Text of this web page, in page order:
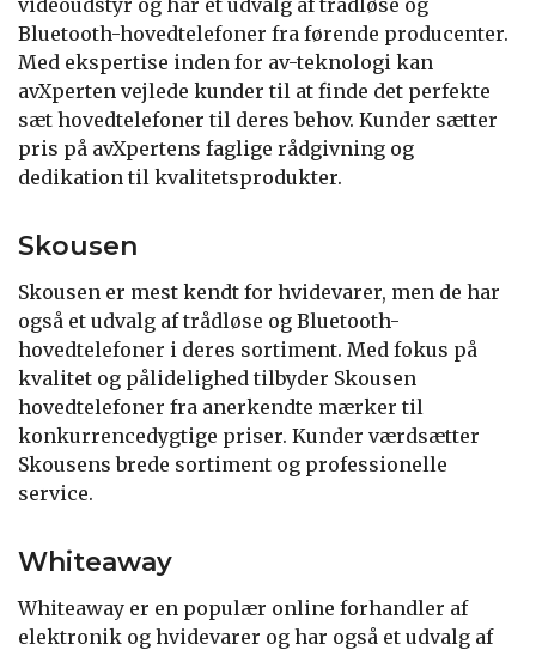
Bluetooth-hovedtelefoner fra førende producenter.
Med ekspertise inden for av-teknologi kan
avXperten vejlede kunder til at finde det perfekte
sæt hovedtelefoner til deres behov. Kunder sætter
pris på avXpertens faglige rådgivning og
dedikation til kvalitetsprodukter.
Skousen
Skousen er mest kendt for hvidevarer, men de har
også et udvalg af trådløse og Bluetooth-
hovedtelefoner i deres sortiment. Med fokus på
kvalitet og pålidelighed tilbyder Skousen
hovedtelefoner fra anerkendte mærker til
konkurrencedygtige priser. Kunder værdsætter
Skousens brede sortiment og professionelle
service.
Whiteaway
Whiteaway er en populær online forhandler af
elektronik og hvidevarer og har også et udvalg af